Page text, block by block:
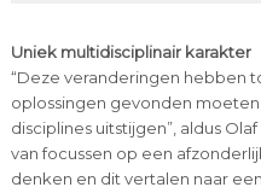
Uniek multidisciplinair karakter
“Deze veranderingen hebben
oplossingen gevonden
disciplines uitstijgen”, aldus
van focussen op een
denken en dit vertalen naar